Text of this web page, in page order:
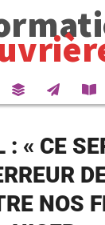
: « CE
NOS